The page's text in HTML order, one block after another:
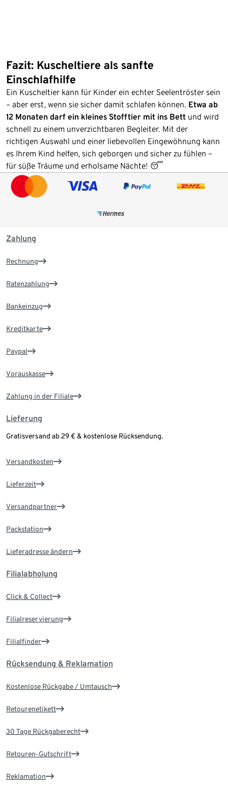
Fazit: Kuscheltiere als sanfte
Einschlafhilfe
Ein Kuscheltier kann für Kinder ein echter Seelentröster sein
– aber erst, wenn sie sicher damit schlafen können. Etwa ab
12 Monaten darf ein kleines Stofftier mit ins Bett und wird
schnell zu einem unverzichtbaren Begleiter. Mit der
richtigen Auswahl und einer liebevollen Eingewöhnung kann
es Ihrem Kind helfen, sich geborgen und sicher zu fühlen –
für süße Träume und erholsame Nächte! 😴
Zahlung
Rechnung
Ratenzahlung
Bankeinzug
Kreditkarte
Paypal
Vorauskasse
Zahlung in der Filiale
Lieferung
Gratisversand ab 29 € & kostenlose Rücksendung.
Versandkosten
Lieferzeit
Versandpartner
Packstation
Lieferadresse ändern
Filialabholung
Click & Collect
Filialreservierung
Filialfinder
Rücksendung & Reklamation
Kostenlose Rückgabe / Umtausch
Retourenetikett
30 Tage Rückgaberecht
Retouren-Gutschrift
Reklamation